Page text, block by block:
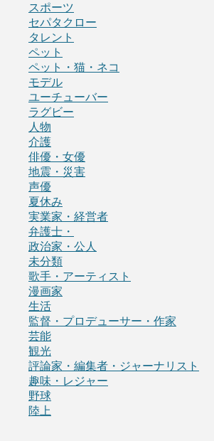
スポーツ
セパタクロー
タレント
ペット
ペット・猫・ネコ
モデル
ユーチューバー
ラグビー
人物
介護
俳優・女優
地震・災害
声優
夏休み
実業家・経営者
弁護士・
政治家・公人
未分類
歌手・アーティスト
漫画家
生活
監督・プロデューサー・作家
芸能
観光
評論家・編集者・ジャーナリスト
趣味・レジャー
野球
陸上